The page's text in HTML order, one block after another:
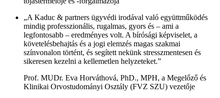
„A Kaduc & partners ügyvédi irodával való együttműködés
mindig professzionális, rugalmas, gyors és – ami a
legfontosabb – eredményes volt. A bírósági képviselet, a
követelésbehajtás és a jogi elemzés magas szakmai
színvonalon történt, és segített nekünk stresszmentesen és
sikeresen kezelni a kellemetlen helyzeteket.”
Prof. MUDr. Eva Horváthová, PhD., MPH, a Megelőző és
Klinikai Orvostudományi Osztály (FVZ SZU) vezetője